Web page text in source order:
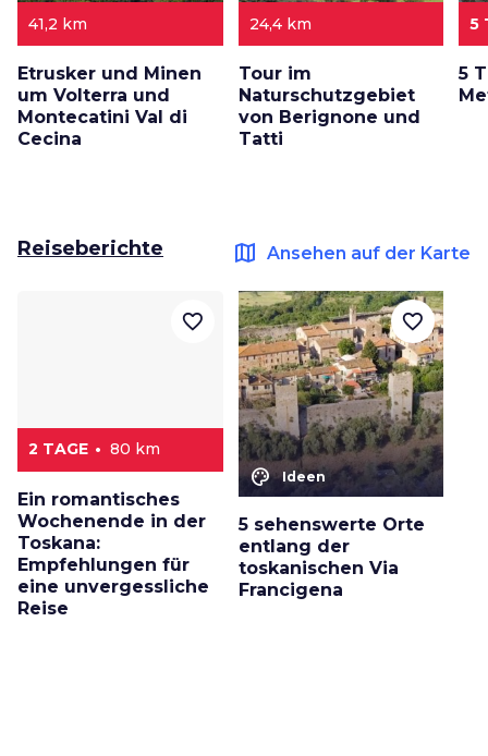
41,2 km
Etrusker und Minen
um Volterra und
Montecatini Val di
Cecina
24,4 km
Tour im
Naturschutzgebiet
von Berignone und
Tatti
5
5
Reiseberichte map Ansehen auf der Karte
2 TAGE 80 km
Ein romantisches
Wochenende in der
Toskana:
Empfehlungen für
eine unvergessliche
Reise
favorite_border
color_lens Ideen
5 sehenswerte Orte
entlang der
toskanischen Via
Francigena
favorite_border